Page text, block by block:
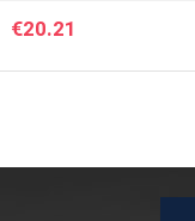
€20.21